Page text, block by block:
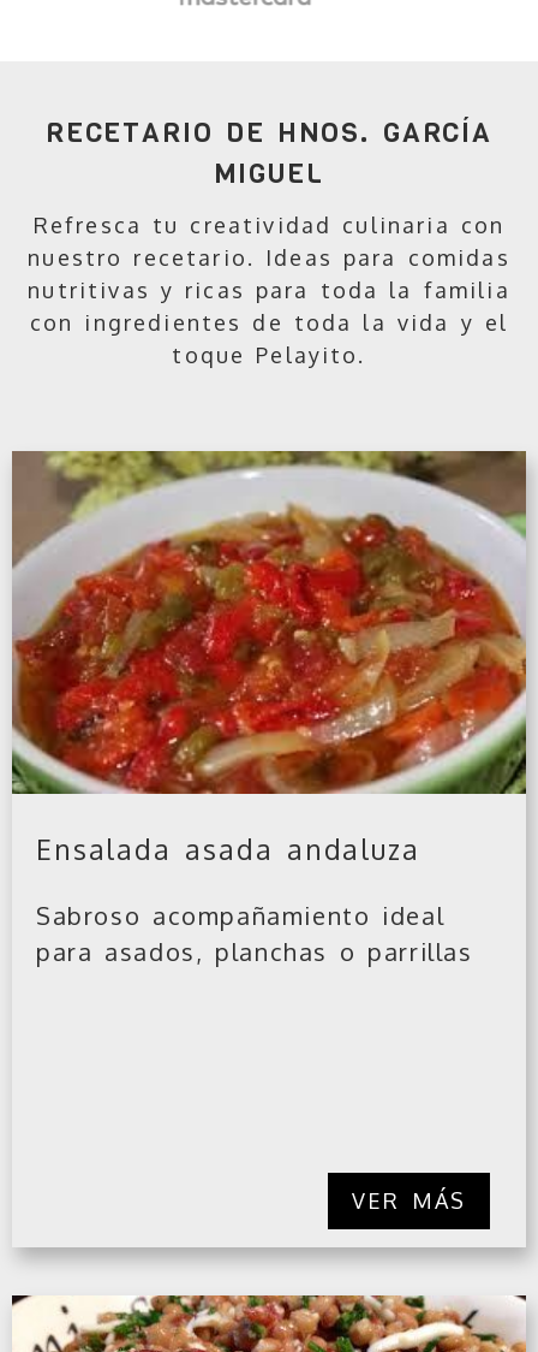
RECETARIO DE HNOS. GARCÍA
MIGUEL
Refresca tu creatividad culinaria con
nuestro recetario. Ideas para comidas
nutritivas y ricas para toda la familia
con ingredientes de toda la vida y el
toque Pelayito.
Ensalada asada andaluza
Sabroso acompañamiento ideal
para asados, planchas o parrillas
VER MÁS